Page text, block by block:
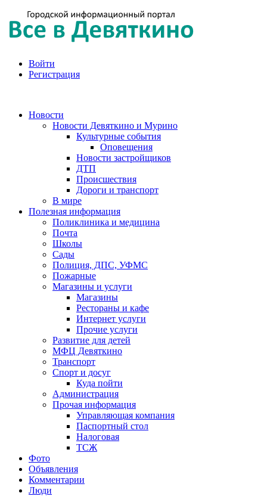
Войти
Регистрация
Новости
Новости Девяткино и Мурино
Культурные события
Оповещения
Новости застройщиков
ДТП
Происшествия
Дороги и транспорт
В мире
Полезная информация
Поликлиника и медицина
Почта
Школы
Сады
Полиция, ДПС, УФМС
Пожарные
Магазины и услуги
Магазины
Рестораны и кафе
Интернет услуги
Прочие услуги
Развитие для детей
МФЦ Девяткино
Транспорт
Спорт и досуг
Куда пойти
Администрация
Прочая информация
Управляющая компания
Паспортный стол
Налоговая
ТСЖ
Фото
Объявления
Комментарии
Люди